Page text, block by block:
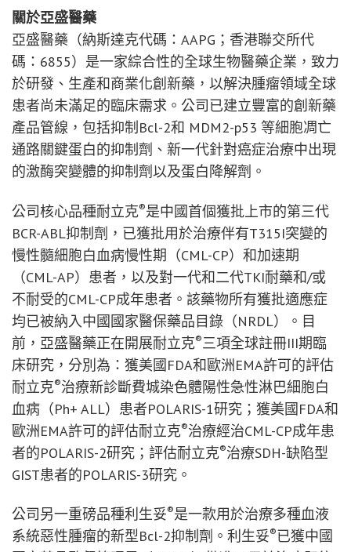
關於亞盛醫藥
亞盛醫藥（納斯達克代碼：AAPG；香港聯交所代
碼：6855）是一家綜合性的全球生物醫藥企業，致力
於研發、生產和商業化創新藥，以解決腫瘤領域全球
患者尚未滿足的臨床需求。公司已建立豐富的創新藥
產品管線，包括抑制Bcl-2和 MDM2-p53 等細胞凋亡
通路關鍵蛋白的抑制劑、新一代針對癌症治療中出現
的激酶突變體的抑制劑以及蛋白降解劑。
公司核心品種耐立克®是中國首個獲批上市的第三代
BCR-ABL抑制劑，已獲批用於治療伴有T315I突變的
慢性髓細胞白血病慢性期（CML-CP）和加速期
（CML-AP）患者，以及對一代和二代TKI耐藥和/或
不耐受的CML-CP成年患者。該藥物所有獲批適應症
均已被納入中國國家醫保藥品目錄（NRDL）。目
前，亞盛醫藥正在開展耐立克®三項全球註冊III期臨
床研究，分別為：獲美國FDA和歐洲EMA許可的評估
耐立克®治療新診斷費城染色體陽性急性淋巴細胞白
血病（Ph+ ALL）患者POLARIS-1研究；獲美國FDA和
歐洲EMA許可的評估耐立克®治療經治CML-CP成年患
者的POLARIS-2研究；評估耐立克®治療SDH-缺陷型
GIST患者的POLARIS-3研究。
公司另一重磅品種利生妥®是一款用於治療多種血液
系統惡性腫瘤的新型Bcl-2抑制劑。利生妥®已獲中國